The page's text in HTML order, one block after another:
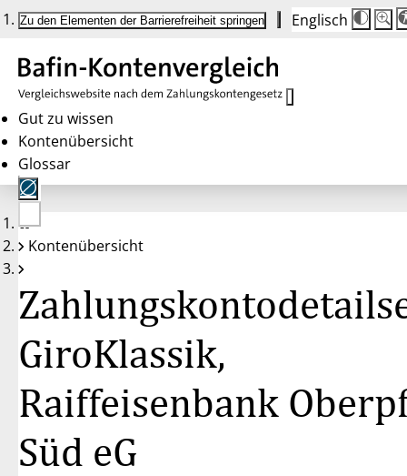
Zu den Elementen der Barrierefreiheit springen Englisch
Die
auf
100
100
Gut zu wissen
Kontenübersicht
Glossar
Keine
Konten
Kontenübersicht
GiroKlassik,
Raiffeisenbank
Süd eG